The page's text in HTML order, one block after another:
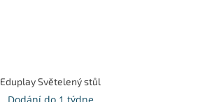
Eduplay Světelený stůl
Dodání do 1 týdne